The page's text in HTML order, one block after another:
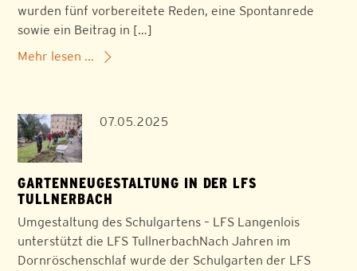
wurden fünf vorbereitete Reden, eine Spontanrede
sowie ein Beitrag in […]
Mehr lesen ...
07.05.2025
GARTENNEUGESTALTUNG IN DER LFS
TULLNERBACH
Umgestaltung des Schulgartens – LFS Langenlois
unterstützt die LFS TullnerbachNach Jahren im
Dornröschenschlaf wurde der Schulgarten der LFS